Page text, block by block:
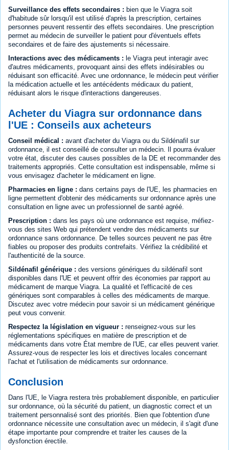
Surveillance des effets secondaires : bien que le Viagra soit
d'habitude sûr lorsqu'il est utilisé d'après la prescription, certaines
personnes peuvent ressentir des effets secondaires. Une prescription
permet au médecin de surveiller le patient pour d'éventuels effets
secondaires et de faire des ajustements si nécessaire.
Interactions avec des médicaments : le Viagra peut interagir avec
d'autres médicaments, provoquant ainsi des effets indésirables ou
réduisant son efficacité. Avec une ordonnance, le médecin peut vérifier
la médication actuelle et les antécédents médicaux du patient,
réduisant alors le risque d'interactions dangereuses.
Acheter du Viagra sur ordonnance dans
l'UE : Conseils aux acheteurs
Conseil médical : avant d'acheter du Viagra ou du Sildénafil sur
ordonnance, il est conseillé de consulter un médecin. Il pourra évaluer
votre état, discuter des causes possibles de la DE et recommander des
traitements appropriés. Cette consultation est indispensable, même si
vous envisagez d'acheter le médicament en ligne.
Pharmacies en ligne : dans certains pays de l'UE, les pharmacies en
ligne permettent d'obtenir des médicaments sur ordonnance après une
consultation en ligne avec un professionnel de santé agréé.
Prescription : dans les pays où une ordonnance est requise, méfiez-
vous des sites Web qui prétendent vendre des médicaments sur
ordonnance sans ordonnance. De telles sources peuvent ne pas être
fiables ou proposer des produits contrefaits. Vérifiez la crédibilité et
l'authenticité de la source.
Sildénafil générique : des versions génériques du sildénafil sont
disponibles dans l'UE et peuvent offrir des économies par rapport au
médicament de marque Viagra. La qualité et l'efficacité de ces
génériques sont comparables à celles des médicaments de marque.
Discutez avec votre médecin pour savoir si un médicament générique
peut vous convenir.
Respectez la législation en vigueur : renseignez-vous sur les
réglementations spécifiques en matière de prescription et de
médicaments dans votre État membre de l'UE, car elles peuvent varier.
Assurez-vous de respecter les lois et directives locales concernant
l'achat et l'utilisation de médicaments sur ordonnance.
Conclusion
Dans l'UE, le Viagra restera très probablement disponible, en particulier
sur ordonnance, où la sécurité du patient, un diagnostic correct et un
traitement personnalisé sont des priorités. Bien que l'obtention d'une
ordonnance nécessite une consultation avec un médecin, il s'agit d'une
étape importante pour comprendre et traiter les causes de la
dysfonction érectile.